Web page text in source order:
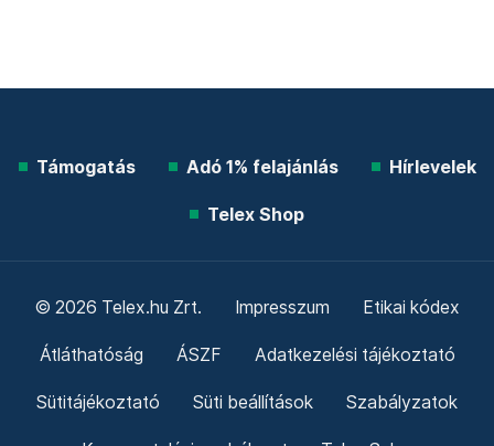
Támogatás Adó 1% felajánlás Hírlevelek
Telex Shop
© 2026 Telex.hu Zrt. Impresszum Etikai kódex
Átláthatóság ÁSZF Adatkezelési tájékoztató
Sütitájékoztató Süti beállítások Szabályzatok